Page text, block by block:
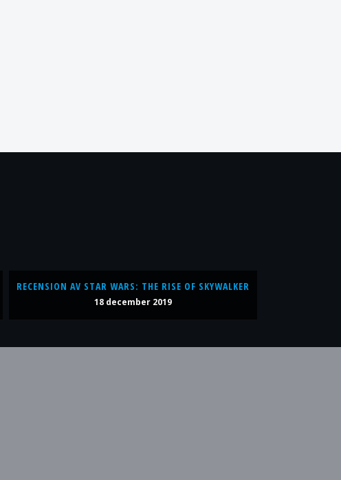
RECENSION AV STAR WARS: THE RISE OF SKYWALKER
18 december 2019